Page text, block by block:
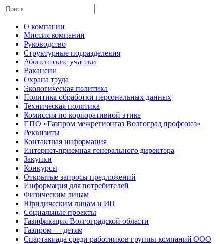
О компании
Миссия компании
Руководство
Структурные подразделения
Абонентские участки
Вакансии
Охрана труда
Экологическая политика
Политика обработки персональных данных
Техническая политика
Комиссия по корпоративной этике
ППО «Газпром межрегионгаз Волгоград профсоюз»
Реквизиты
Контактная информация
Интернет-приемная генерального директора
Закупки
Конкурсы
Открытые запросы предложений
Информация для потребителей
Физическим лицам
Юридическим лицам и ИП
Социальные проекты
Газификация Волгоградской области
Газпром — детям
Спартакиада среди работников группы компаний ООО